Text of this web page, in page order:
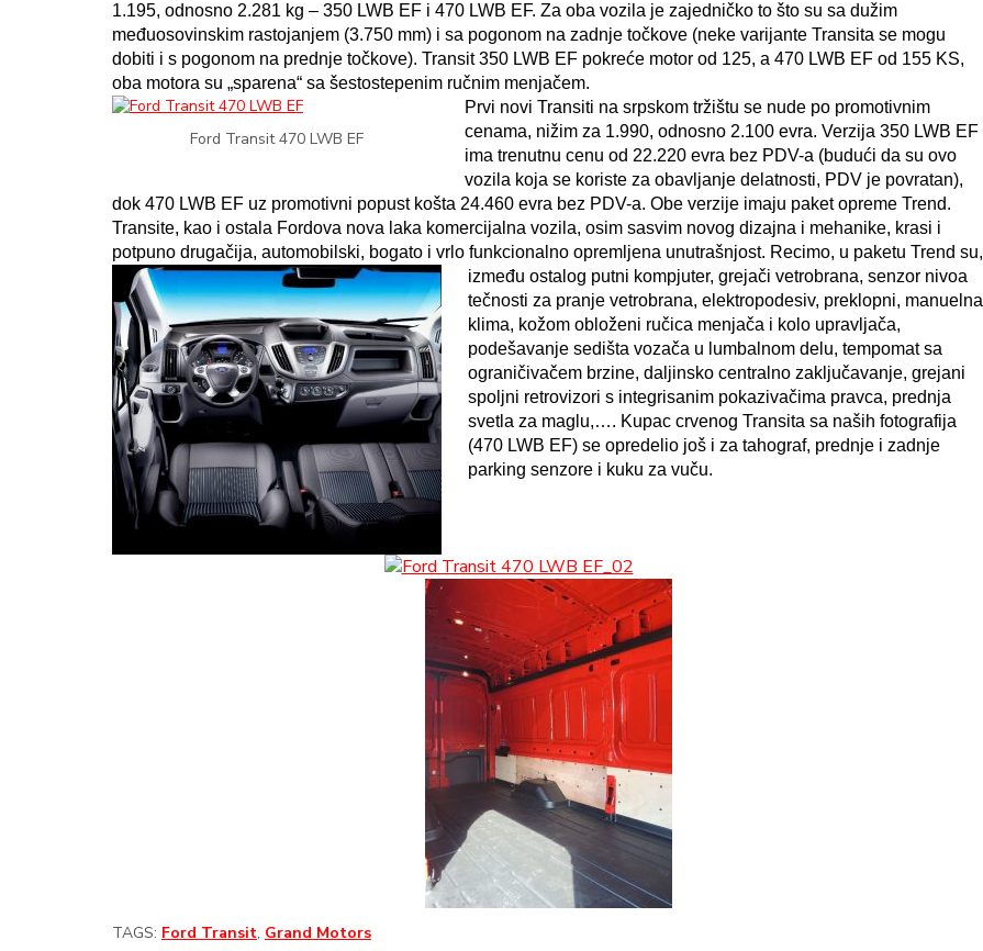
1.195, odnosno 2.281 kg – 350 LWB EF i 470 LWB EF. Za oba vozila je zajedničko to što su sa dužim
međuosovinskim rastojanjem (3.750 mm) i sa pogonom na zadnje točkove (neke varijante Transita se mogu
dobiti i s pogonom na prednje točkove). Transit 350 LWB EF pokreće motor od 125, a 470 LWB EF od 155 KS,
oba motora su „sparena“ sa šestostepenim ručnim menjačem.
Ford Transit 470 LWB EF
Prvi novi Transiti na srpskom tržištu se nude po promotivnim
cenama, nižim za 1.990, odnosno 2.100 evra. Verzija 350 LWB EF
ima trenutnu cenu od 22.220 evra bez PDV-a (budući da su ovo
vozila koja se koriste za obavljanje delatnosti, PDV je povratan),
dok 470 LWB EF uz promotivni popust košta 24.460 evra bez PDV-a. Obe verzije imaju paket opreme Trend.
Transite, kao i ostala Fordova nova laka komercijalna vozila, osim sasvim novog dizajna i mehanike, krasi i
potpuno drugačija, automobilski, bogato i vrlo funkcionalno opremljena unutrašnjost. Recimo, u paketu Trend su,
između ostalog putni kompjuter, grejači vetrobrana, senzor nivoa
tečnosti za pranje vetrobrana, elektropodesiv, preklopni, manuelna
klima, kožom obloženi ručica menjača i kolo upravljača,
podešavanje sedišta vozača u lumbalnom delu, tempomat sa
ograničivačem brzine, daljinsko centralno zaključavanje, grejani
spoljni retrovizori s integrisanim pokazivačima pravca, prednja
svetla za maglu,…. Kupac crvenog Transita sa naših fotografija
(470 LWB EF) se opredelio još i za tahograf, prednje i zadnje
parking senzore i kuku za vuču.
TAGS: Ford Transit, Grand Motors